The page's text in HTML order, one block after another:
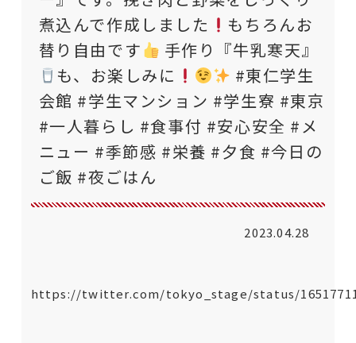
煮込んで作成しました
もちろんお
替り自由です
手作り『牛乳寒天』
も、お楽しみに
#東仁学生
会館 #学生マンション #学生寮 #東京
#一人暮らし #食事付 #安心安全 #メ
ニュー #季節感 #栄養 #夕食 #今日の
ご飯 #夜ごはん
2023.04.28
https://twitter.com/tokyo_stage/status/